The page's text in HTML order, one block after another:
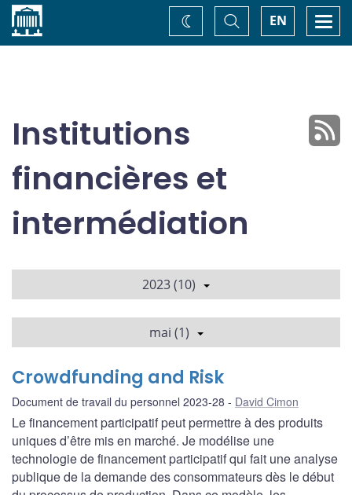
Accueil EN
Basculer
la
recherche
Changez
de
Institutions
financières et
intermédiation
2023 (10)
mai (1)
Crowdfunding and Risk
Document de travail du personnel 2023-28 David Cimon
Le financement participatif peut permettre à des produits
uniques d’être mis en marché. Je modélise une
technologie de financement participatif qui fait une analyse
publique de la demande des consommateurs dès le début